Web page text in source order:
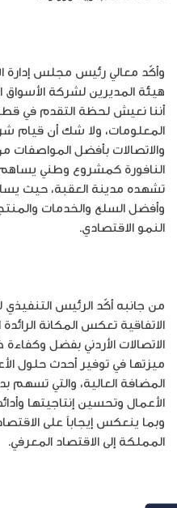
وأكّد معالي رئيس مجلس إدارة
هيئة المديرين لشركة الأسواق
أننا نعيش لحظة التقدم في
المعلومات، ولا شك أن قيام
والاتصالات بأفضل
النافورة كمشروع وطني يساهم
تشهده مدينة العقبة، حيث
وأفضل السلع والخدمات
النمو الاقتصادي.
من جانبه أكّد الرئيس
الاتفاقية تعكس المكانة
الاتصالات الأردني بفضل
ميزتها في توفير أحدث حلول
المضافة العالية، والتي
الأعمال وتحسين إنتاجيتها
وبما ينعكس إيجاباً على
المملكة إلى الاقتصاد المعرفي.